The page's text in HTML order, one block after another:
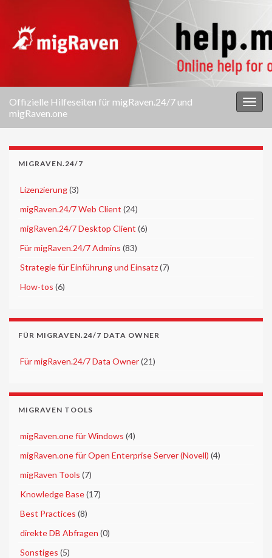
Offizielle Hilfeseiten für migRaven.24/7 und
migRaven.one
MIGRAVEN.24/7
Lizenzierung(3)
migRaven.24/7 Web Client (24)
migRaven.24/7 Desktop Client (6)
Für migRaven.24/7 Admins (83)
Strategie für Einführung und Einsatz(7)
How-tos (6)
FÜR MIGRAVEN.24/7 DATA OWNER
Für migRaven.24/7 Data Owner(21)
MIGRAVEN TOOLS
migRaven.one für Windows (4)
migRaven.one für Open Enterprise Server (Novell) (4)
migRaven Tools (7)
Knowledge Base(17)
Best Practices (8)
direkte DB Abfragen (0)
Sonstiges (5)